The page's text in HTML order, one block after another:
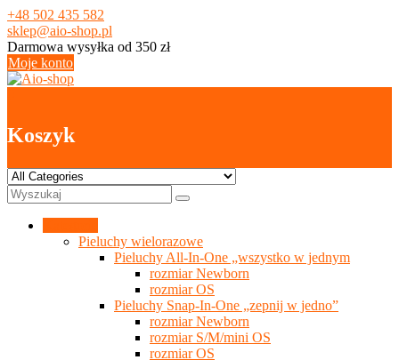
Skip
to
content
+48 502 435 582
sklep@aio-shop.pl
Darmowa wysyłka od 350 zł
Moje konto
Koszyk
Pieluchy wielorazowe
Pieluchy All-In-One „wszystko w jednym
rozmiar Newborn
rozmiar OS
Pieluchy Snap-In-One „zepnij w jedno”
rozmiar Newborn
rozmiar S/M/mini OS
rozmiar OS